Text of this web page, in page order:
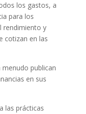
los gastos, a
para los
rendimiento y
cotizan en las
publican
en sus
las prácticas